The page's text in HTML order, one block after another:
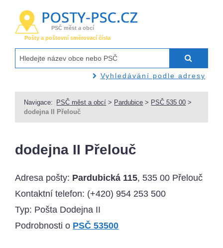
PSČ měst a obcí
Pošty a poštovní směrovací čísla
Vyhledávání podle adresy
Navigace: PSČ měst a obcí > Pardubice > PSČ 535 00 >
dodejna II Přelouč
dodejna II Přelouč
Adresa pošty: Pardubická 115, 535 00 Přelouč
Kontaktní telefon: (+420) 954 253 500
Typ: Pošta Dodejna II
Podrobnosti o PSČ 53500